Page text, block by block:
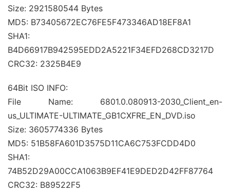
Size: 2921580544 Bytes
MD5: B73405672EC76FE5F473346AD18EF8A1
SHA1:
B4D66917B942595EDD2A5221F34EFD268CD3217D
CRC32: 2325B4E9
64Bit ISO INFO:
File Name: 6801.0.080913-2030_Client_en-
us_ULTIMATE-ULTIMATE_GB1CXFRE_EN_DVD.iso
Size: 3605774336 Bytes
MD5: 51B58FA601D3575D11CA6C753FCDD4D0
SHA1:
74B52D29A00CCA1063B9EF41E9DED2D42FF87764
CRC32: B89522F5